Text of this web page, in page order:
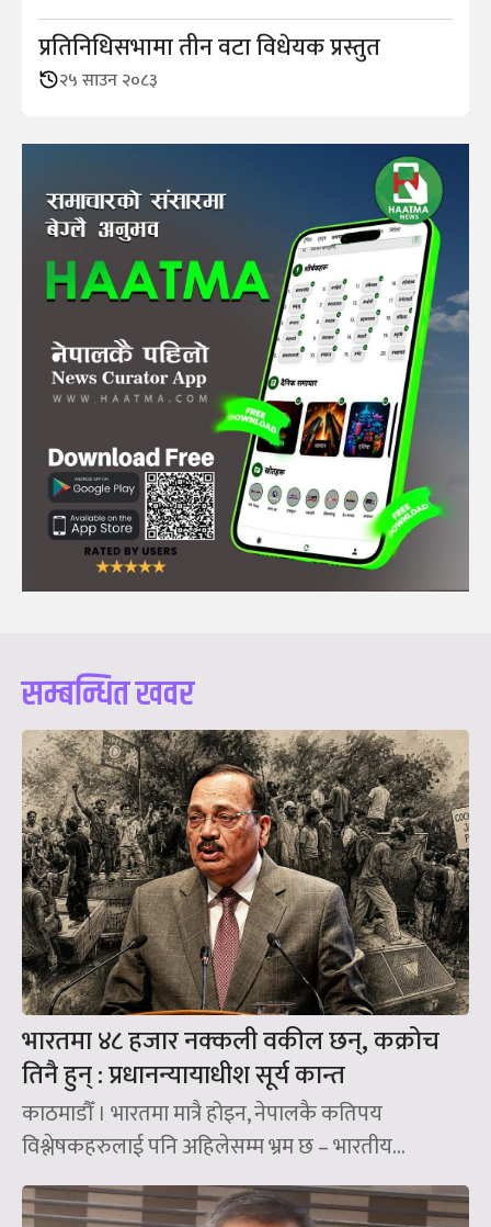
प्रतिनिधिसभामा तीन वटा विधेयक प्रस्तुत
२५ साउन २०८३
सम्बन्धित खवर
भारतमा ४८ हजार नक्कली वकील छन्, कक्रोच
तिनै हुन् : प्रधानन्यायाधीश सूर्य कान्त
काठमाडौँ । भारतमा मात्रै होइन, नेपालकै कतिपय
विश्लेषकहरुलाई पनि अहिलेसम्म भ्रम छ – भारतीय...